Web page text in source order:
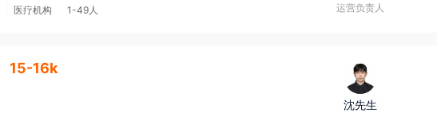
医疗机构 1-49人 运营负责人
15-16k
沈先生